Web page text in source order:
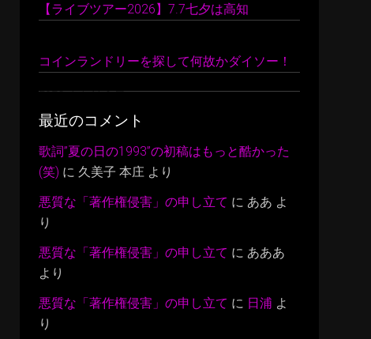
【ライブツアー2026】7.7七夕は高知
コインランドリーを探して何故かダイソー！
2026 年 7 月 9 日
最近のコメント
歌詞”夏の日の1993”の初稿はもっと酷かった
(笑) に 久美子 本庄 より
悪質な「著作権侵害」の申し立て に ああ よ
り
悪質な「著作権侵害」の申し立て に あああ
より
悪質な「著作権侵害」の申し立て に 日浦 よ
り